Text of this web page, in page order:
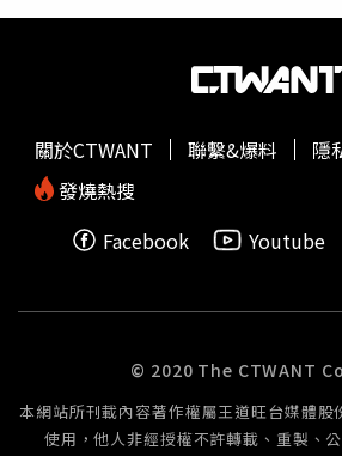
或高溫）等方式，治療後只會有些局
微創切除手術是現今治療肺癌的主要
胸腔鏡手術及達文西機器手臂手術為
福部資料，肺癌6危險因子包括菸害、
病、肺癌家族史、長期暴露炒菜油煙
腦斷層掃描也能及早檢查出異樣，若
關於CTWANT 聯繫&爆料
隱
發燒熱搜
Facebook
Youtube
© 2020 The CTWANT
本網站所刊載內容著作權屬王道旺台媒體股
使用，他人非經授權不許轉載、重製、